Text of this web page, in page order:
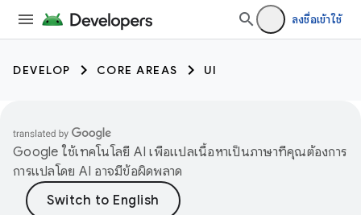
ลงชื่อเข้าใช้
DEVELOP CORE AREAS UI
Google ใช้เทคโนโลยี AI เพื่อแปลเนื้อหาเป็นภาษาที่คุณต้องการ
การแปลโดย AI อาจมีข้อผิดพลาด